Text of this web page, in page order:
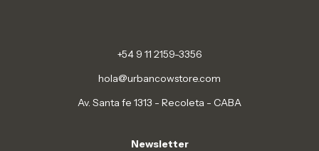
+54 9 11 2159-3356
hola@urbancowstore.com
Av. Santa fe 1313 - Recoleta - CABA
Newsletter